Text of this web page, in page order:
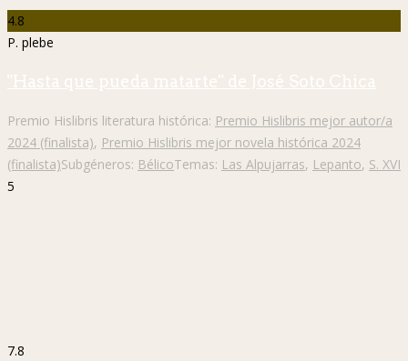
4.8
P. plebe
"Hasta que pueda matarte" de José Soto Chica
Premio Hislibris literatura histórica: Premio Hislibris mejor autor/a
2024 (finalista), Premio Hislibris mejor novela histórica 2024
(finalista)Subgéneros: BélicoTemas: Las Alpujarras, Lepanto, S. XVI
5
7.8